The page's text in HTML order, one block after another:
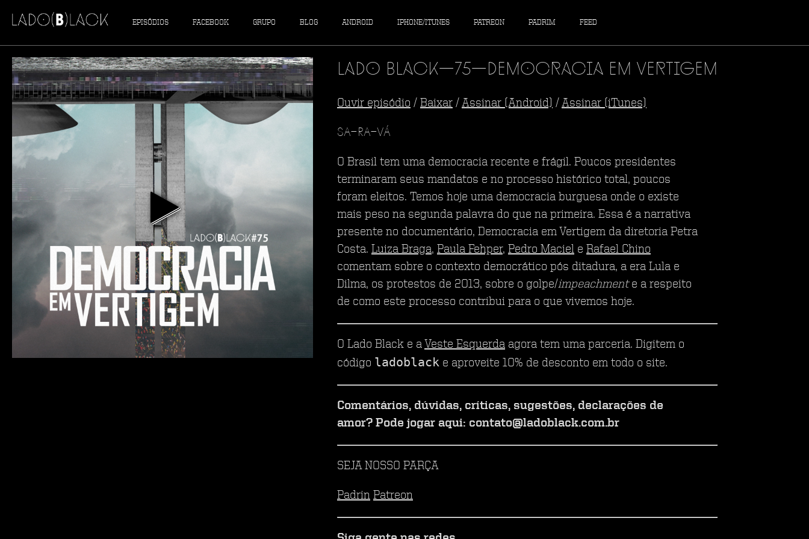
EPISÓDIOS FACEBOOK GRUPO BLOG ANDROID IPHONE/ITUNES PATREON PADRIM FEED
Lado Black—75—Democracia em Vertigem
Ouvir episódio / Baixar / Assinar (Android) / Assinar (iTunes)
SA-RA-VÁ
O Brasil tem uma democracia recente e frágil. Poucos presidentes
terminaram seus mandatos e no processo histórico total, poucos
foram eleitos. Temos hoje uma democracia burguesa onde o existe
mais peso na segunda palavra do que na primeira. Essa é a narrativa
presente no documentário, Democracia em Vertigem da diretoria Petra
Costa. Luiza Braga, Paula Fehper, Pedro Maciel e Rafael Chino
comentam sobre o contexto democrático pós ditadura, a era Lula e
Dilma, os protestos de 2013, sobre o golpe/impeachmente a respeito
de como este processo contribui para o que vivemos hoje.
O Lado Black e a Veste Esquerda agora tem uma parceria. Digitem o
código ladoblack e aproveite 10% de desconto em todo o site.
Comentários, dúvidas, críticas, sugestões, declarações de
amor? Pode jogar aqui: contato@ladoblack.com.br
SEJA NOSSO PARÇA
Padrin Patreon